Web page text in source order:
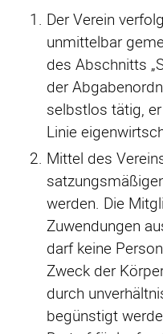
Der Verein
unmittelbar
des Abschnitts
der
selbstlos tätig,
Linie
Mittel des
werden. Die
Zuwendungen
darf keine
Zweck der
durch
begünstigt